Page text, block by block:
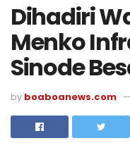
Dihadiri
Menko
Sinode
by boaboanews.com